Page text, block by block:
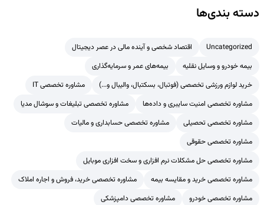
دسته بندی‌ها
Uncategorized
اقتصاد شخصی و آینده مالی در عصر دیجیتال
بیمه خودرو و وسایل نقلیه
بیمه‌های عمر و سرمایه‌گذاری
خرید لوازم ورزشی تخصصی (فوتبال، بسکتبال، والیبال و...)
مشاوره تخصصی IT
مشاوره تخصصی امنیت سایبری و داده‌ها
مشاوره تخصصی تبلیغات و سوشال مدیا
مشاوره تخصصی تحصیلی
مشاوره تخصصی حسابداری و مالیات
مشاوره تخصصی حقوقی
مشاوره تخصصی حل مشکلات نرم افزاری و سخت افزاری موبایل
مشاوره تخصصی خرید و مقایسه بیمه
مشاوره تخصصی خرید، فروش و اجاره املاک
مشاوره تخصصی خودرو
مشاوره تخصصی دامپزشکی